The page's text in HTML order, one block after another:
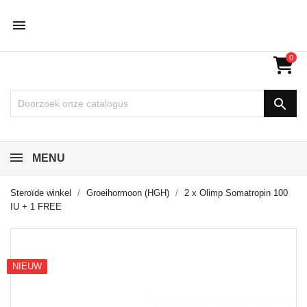

0

MENU
Steroïde winkel Groeihormoon (HGH)
2 x Olimp Somatropin 100
IU + 1 FREE
NIEUW